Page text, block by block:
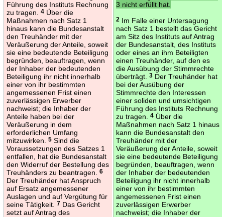
Führung des Instituts Rechnung
zu tragen.
4Über die
Maßnahmen nach Satz 1
hinaus kann die Bundesanstalt
den Treuhänder mit der
Veräußerung der Anteile, soweit
sie eine bedeutende Beteiligung
begründen, beauftragen, wenn
der Inhaber der bedeutenden
Beteiligung ihr nicht innerhalb
einer von ihr bestimmten
angemessenen Frist einen
zuverlässigen Erwerber
nachweist; die Inhaber der
Anteile haben bei der
Veräußerung in dem
erforderlichen Umfang
mitzuwirken.
5Sind die
Voraussetzungen des Satzes 1
entfallen, hat die Bundesanstalt
den Widerruf der Bestellung des
Treuhänders zu beantragen.
6
Der Treuhänder hat Anspruch
auf Ersatz angemessener
Auslagen und auf Vergütung für
seine Tätigkeit.
7Das Gericht
setzt auf Antrag des
3 nicht erfüllt hat.
2Im Falle einer Untersagung
nach Satz 1 bestellt das Gericht
am Sitz des Instituts auf Antrag
der Bundesanstalt, des Instituts
oder eines an ihm Beteiligten
einen Treuhänder, auf den es
die Ausübung der Stimmrechte
überträgt.
3Der Treuhänder hat
bei der Ausübung der
Stimmrechte den Interessen
einer soliden und umsichtigen
Führung des Instituts Rechnung
zu tragen.
4Über die
Maßnahmen nach Satz 1 hinaus
kann die Bundesanstalt den
Treuhänder mit der
Veräußerung der Anteile, soweit
sie eine bedeutende Beteiligung
begründen, beauftragen, wenn
der Inhaber der bedeutenden
Beteiligung ihr nicht innerhalb
einer von ihr bestimmten
angemessenen Frist einen
zuverlässigen Erwerber
nachweist; die Inhaber der